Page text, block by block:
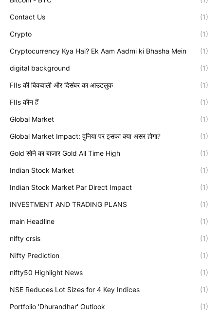
Contact Us (1)
Crypto (1)
Cryptocurrency Kya Hai? Ek Aam Aadmi ki Bhasha Mein (1)
digital background (1)
FIIs की बिकवाली और दिसंबर का आउटलुक (1)
FIIs कौन हैं (1)
Global Market (1)
Global Market Impact: दुनिया पर इसका क्या असर होगा? (1)
Gold सोने का बाजार Gold All Time High (1)
Indian Stock Market (1)
Indian Stock Market Par Direct Impact (1)
INVESTMENT AND TRADING PLANS (1)
main Headline (1)
nifty crsis (1)
Nifty Prediction (1)
nifty50 Highlight News (1)
NSE Reduces Lot Sizes for 4 Key Indices (1)
Portfolio 'Dhurandhar' Outlook (1)